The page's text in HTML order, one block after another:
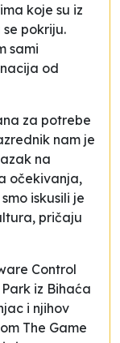
koje su iz
pokriju.
sami
od
za potrebe
nam je
na
očekivanja,
iskusili je
, pričaju
Control
iz Bihaća
i njihov
The Game